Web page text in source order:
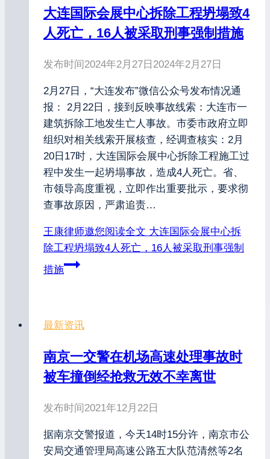
大连国际会展中心拆除工程坍塌致4
人死亡，16人被采取刑事强制措施
发布时间2024年2月27日 2024年2月27日
2月27日，“大连发布”微信公众号发布情况通
报： 2月22日，接到反映事故线索：大连市一
建筑拆除工地发生亡人事故。市委市政府立即
组织对相关线索开展核查，经调查核实：2月
20日17时，大连国际会展中心拆除工程施工过
程中发生一起坍塌事故，造成4人死亡。省、
市领导高度重视，立即作出重要批示，要求彻
查事故原因，严肃追责…
王康律师邀您阅读全文 大连国际会展中心拆
除工程坍塌致4人死亡，16人被采取刑事强制
措施
最新资讯
南京一交警在机场高速处理事故时
被车撞倒经抢救无效不幸离世
发布时间2021年12月22日
据南京交警报道，今天14时15分许，南京市公
安局交通管理局高速公路五大队范清然等2名